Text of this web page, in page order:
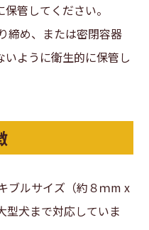
管してください。
締め、または密閉容器
ように衛生的に保管し
ブルサイズ（約８ｍm x
型犬まで対応していま